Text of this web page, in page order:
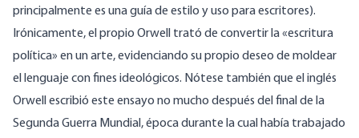
principalmente es una guía de estilo y uso para escritores).
Irónicamente, el propio Orwell trató de convertir la «escritura
política» en un arte, evidenciando su propio deseo de moldear
el lenguaje con fines ideológicos. Nótese también que el inglés
Orwell escribió este ensayo no mucho después del final de la
Segunda Guerra Mundial, época durante la cual había trabajado